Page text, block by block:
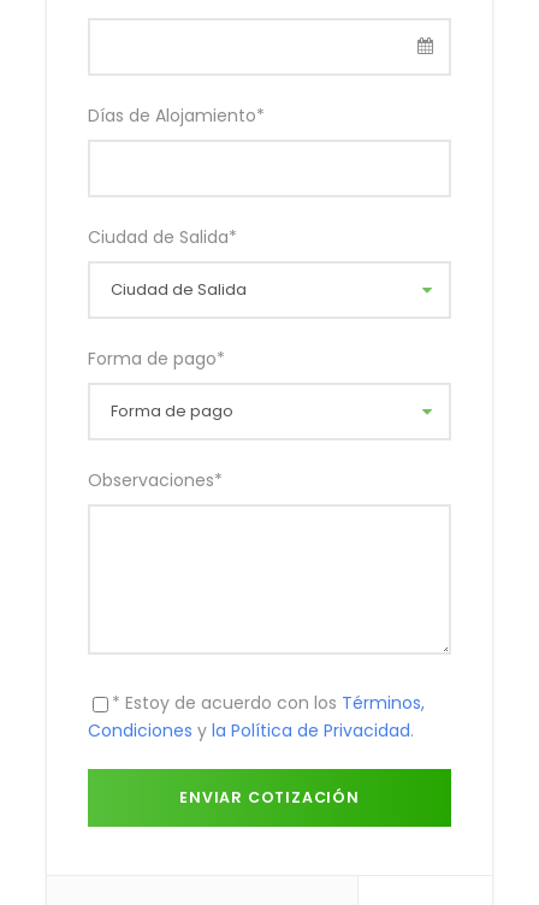
Días de Alojamiento*
Ciudad de Salida*
Forma de pago*
Observaciones*
* Estoy de acuerdo con los Términos,
Condiciones y la Política de Privacidad.